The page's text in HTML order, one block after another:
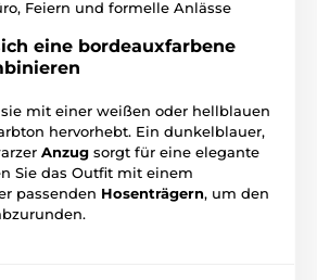
Feiern und formelle Anlässe
eine bordeauxfarbene
mit einer weißen oder hellblauen
hervorhebt. Ein dunkelblauer,
Anzug sorgt für eine elegante
Sie das Outfit mit einem
passenden Hosenträgern, um den